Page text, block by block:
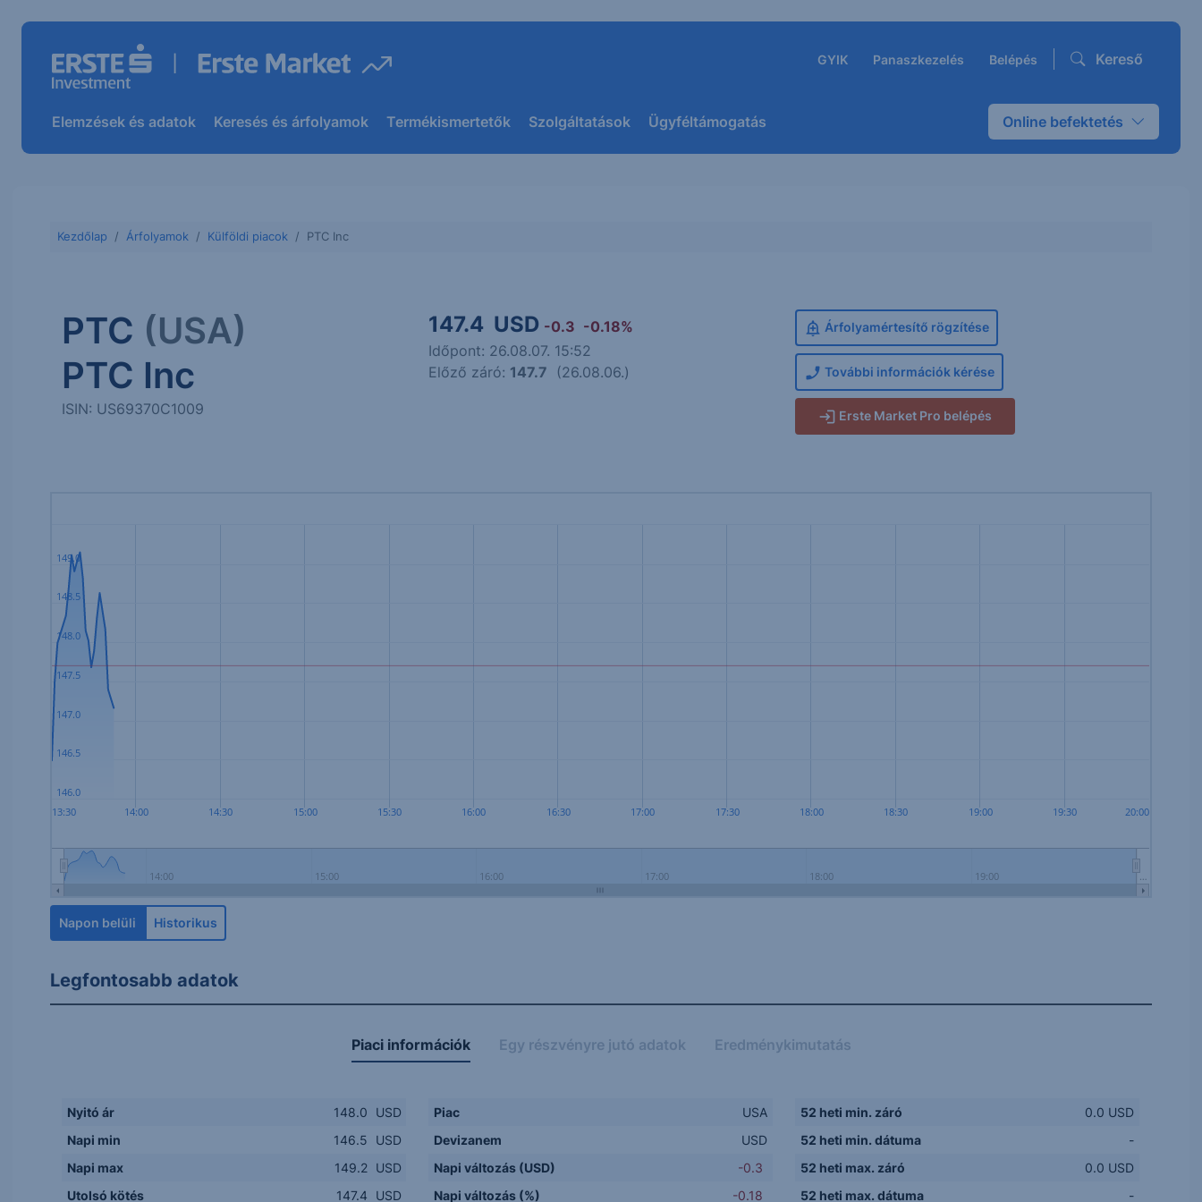
GYIK Panaszkezelés Belépés Kereső
Elemzések és adatok Keresés és árfolyamok Termékismertetők Szolgáltatások Ügyféltámogatás Online befektetés
Kezdőlap Árfolyamok Külföldi piacok PTC Inc
PTC (USA)
PTC Inc
ISIN: US69370C1009
147.4 USD -0.3 -0.18%
Időpont: 26.08.07. 15:52
Előző záró: 147.7 (26.08.06.)
Árfolyamértesítő rögzítése
További információk kérése
Erste Market Pro belépés
13:30 14:00 14:30 15:00 15:30 16:00 16:30 17:00 17:30 18:00 18:30 19:00 19:30 20:00
14:00 15:00 16:00 17:00 18:00 19:00 …
146.0
146.5
147.0
147.5
148.0
148.5
149.0
Napon belüli Historikus
Legfontosabb adatok
Piaci információk Egy részvényre jutó adatok Eredménykimutatás
Nyitó ár 148.0
USD
Napi min
146.5
USD
Napi max
149.2
USD
Utolsó kötés
147.4
USD
Piac
USA
Devizanem
USD
Napi változás (USD)
-0.3
Napi változás (%)
-0.18
52 heti min. záró
0.0 USD
52 heti min. dátuma
-
52 heti max. záró
0.0 USD
52 heti max. dátuma
-